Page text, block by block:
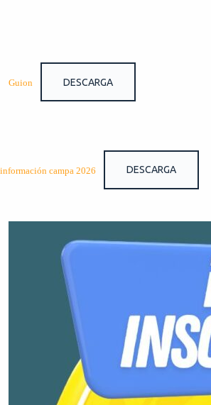
Guion DESCARGA
información campa 2026 DESCARGA